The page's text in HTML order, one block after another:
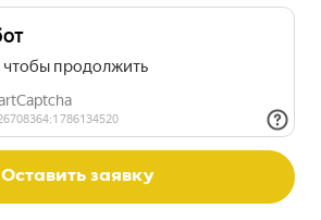
Оставить заявку